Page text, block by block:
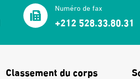
Numéro de fax
+212 528.33.80.31
Classement du corps